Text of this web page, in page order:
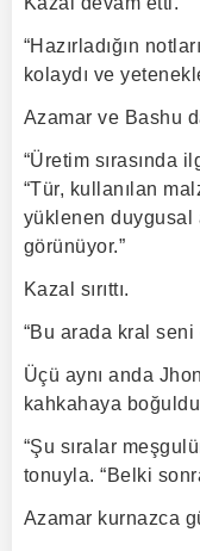
“Hazırladığın
kolaydı ve
Azamar ve Bashu
“Üretim sırasında
“Tür, kullanılan
yüklenen
görünüyor.”
Kazal sırıttı.
“Bu arada kral seni
Üçü aynı anda
kahkahaya
“Şu sıralar
tonuyla. “Belki
Azamar kurnazca